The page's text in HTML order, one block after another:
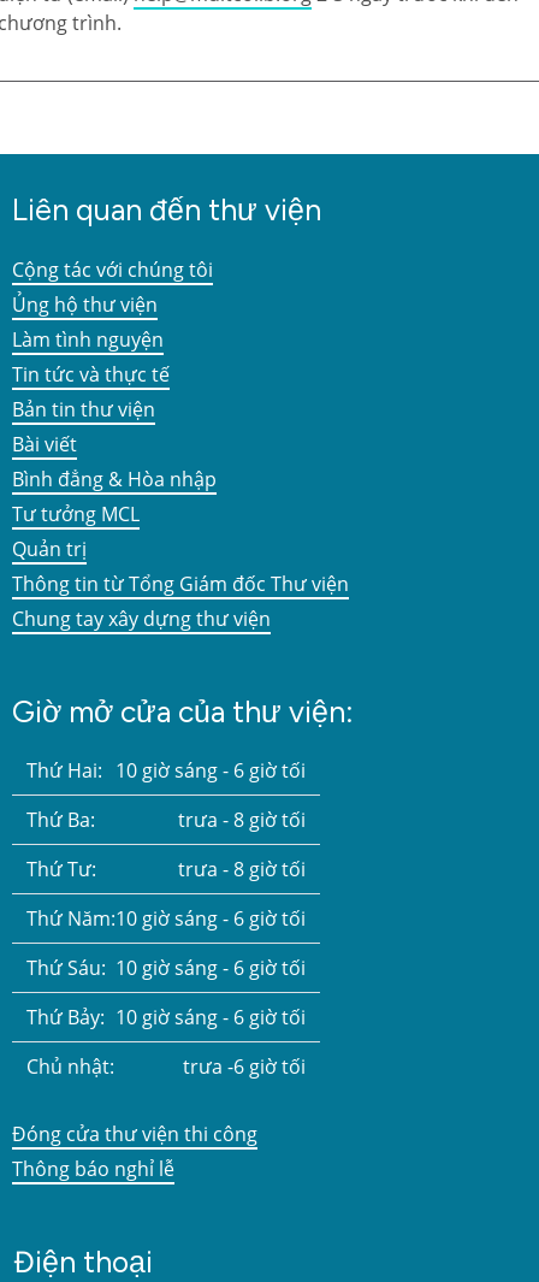
trình.
Liên quan đến thư viện
Cộng tác với chúng tôi
Ủng hộ thư viện
Làm tình nguyện
Tin tức và thực tế
Bản tin thư viện
Bài viết
Bình đẳng & Hòa nhập
Tư tưởng MCL
Quản trị
Thông tin từ Tổng Giám đốc Thư viện
Chung tay xây dựng thư viện
Giờ mở cửa của thư viện:
Thứ Hai: 10 giờ sáng - 6 giờ tối
Thứ Ba:
trưa - 8 giờ tối
Thứ Tư:
trưa - 8 giờ tối
Thứ Năm:10 giờ sáng - 6 giờ tối
Thứ Sáu: 10 giờ sáng - 6 giờ tối
Thứ Bảy: 10 giờ sáng - 6 giờ tối
Chủ nhật:
trưa -6 giờ tối
Đóng cửa thư viện thi công
Thông báo nghỉ lễ
Điện thoại